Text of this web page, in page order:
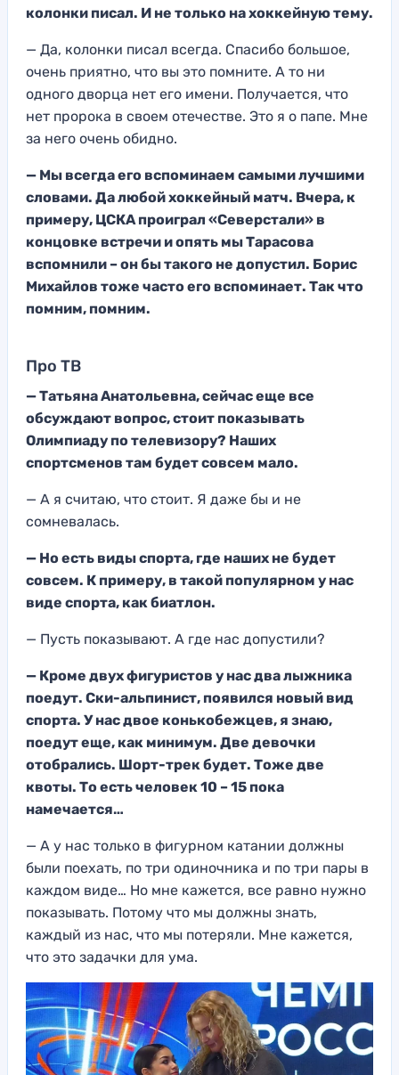
колонки писал. И не только на хоккейную тему.
— Да, колонки писал всегда. Спасибо большое,
очень приятно, что вы это помните. А то ни
одного дворца нет его имени. Получается, что
нет пророка в своем отечестве. Это я о папе. Мне
за него очень обидно.
— Мы всегда его вспоминаем самыми лучшими
словами. Да любой хоккейный матч. Вчера, к
примеру, ЦСКА проиграл «Северстали» в
концовке встречи иопять мы Тарасова
вспомнили – он бы такого не допустил. Борис
Михайлов тоже часто его вспоминает. Так что
помним, помним.
Про ТВ
— Татьяна Анатольевна,сейчас еще все
обсуждают вопрос, стоит показывать
Олимпиаду по телевизору? Наших
спортсменов там будет совсем мало.
— А я считаю, что стоит. Я даже бы и не
сомневалась.
— Но есть виды спорта, где наших не будет
совсем. К примеру, в такой популярном у нас
виде спорта, как биатлон.
— Пусть показывают. А где нас допустили?
— Кроме двух фигуристов у нас два лыжника
поедут. Ски-альпинист, появился новый вид
спорта. Унас двое конькобежцев, я знаю,
поедут еще, как минимум. Две девочки
отобрались. Шорт-трек будет. Тоже две
квоты. То есть человек 10 – 15 пока
намечается…
— А у нас только в фигурном катании должны
были поехать, по три одиночника и по три пары в
каждом виде… Но мне кажется, все равно нужно
показывать. Потому что мы должны знать,
каждый из нас, что мы потеряли. Мне кажется,
что это задачки для ума.